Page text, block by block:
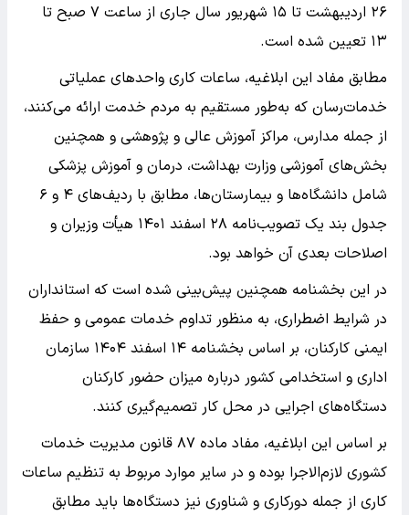
۲۶ اردیبهشت تا ۱۵ شهریور سال جاری از ساعت ۷ صبح تا
۱۳ تعیین شده است.
مطابق مفاد این ابلاغیه، ساعات کاری واحد‌های عملیاتی
خدمات‌رسان که به‌طور مستقیم به مردم خدمت ارائه می‌کنند،
از جمله مدارس، مراکز آموزش عالی و پژوهشی و همچنین
بخش‌های آموزشی وزارت بهداشت، درمان و آموزش پزشکی
شامل دانشگاه‌ها و بیمارستان‌ها، مطابق با ردیف‌های ۴ و ۶
جدول بند یک تصویب‌نامه ۲۸ اسفند ۱۴۰۱ هیأت وزیران و
اصلاحات بعدی آن خواهد بود.
در این بخشنامه همچنین پیش‌بینی شده است که استانداران
در شرایط اضطراری، به منظور تداوم خدمات عمومی و حفظ
ایمنی کارکنان، بر اساس بخشنامه ۱۴ اسفند ۱۴۰۴ سازمان
اداری و استخدامی کشور درباره میزان حضور کارکنان
دستگاه‌های اجرایی در محل کار تصمیم‌گیری کنند.
بر اساس این ابلاغیه، مفاد ماده ۸۷ قانون مدیریت خدمات
کشوری لازم‌الاجرا بوده و در سایر موارد مربوط به تنظیم ساعات
کاری از جمله دورکاری و شناوری نیز دستگاه‌ها باید مطابق